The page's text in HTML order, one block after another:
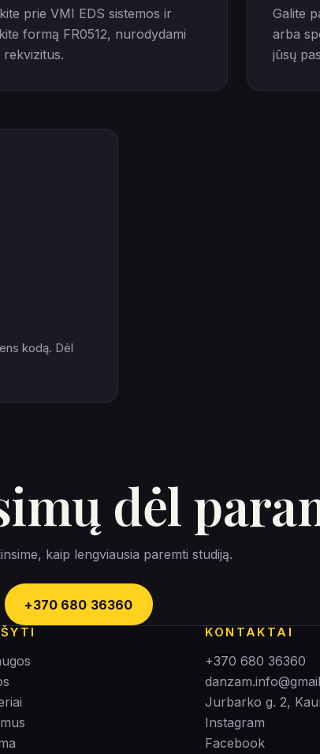
prie VMI EDS sistemos ir
formą FR0512, nurodydami
rekvizitus.
Galite
arba
jūsų
kodą. Dėl
dėl
kaip lengviausia paremti studiją.
+370 680 36360
KONTAKTAI
+370 680 36360
Jurbarko g. 2,
Instagram
Facebook